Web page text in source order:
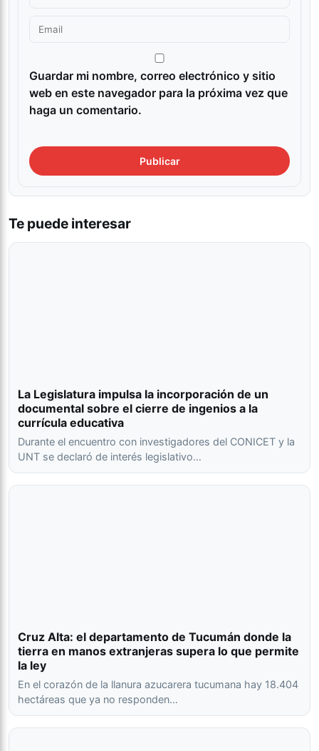
Guardar mi nombre, correo electrónico y sitio
web en este navegador para la próxima vez que
haga un comentario.
Te puede interesar
La Legislatura impulsa la incorporación de un
documental sobre el cierre de ingenios a la
currícula educativa
Durante el encuentro con investigadores del CONICET y la
UNT se declaró de interés legislativo…
Cruz Alta: el departamento de Tucumán donde la
tierra en manos extranjeras supera lo que permite
la ley
En el corazón de la llanura azucarera tucumana hay 18.404
hectáreas que ya no responden…